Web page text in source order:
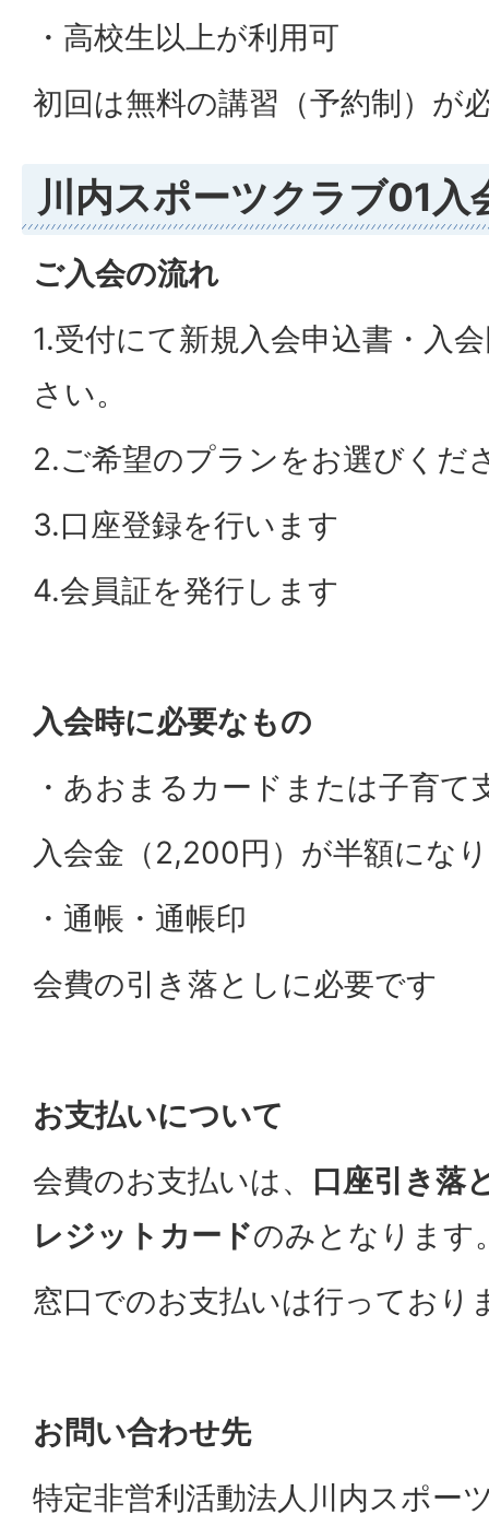
・高校生以上が利用可
初回は無料の講習（予約制）が
川内スポーツクラブ01入
ご入会の流れ
1.受付にて新規入会申込書・入
さい。
2.ご希望のプランをお選びくだ
3.口座登録を行います
4.会員証を発行します
入会時に必要なもの
・あおまるカードまたは子育
入会金（2,200円）が半額にな
・通帳・通帳印
会費の引き落としに必要です
お支払いについて
会費のお支払いは、 口座引き落
レジットカードのみとなります
窓口でのお支払いは行っており
お問い合わせ先
特定非営利活動法人川内スポー